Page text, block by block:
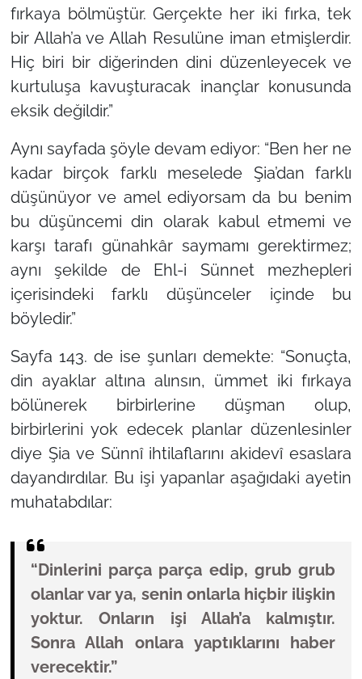
fırkaya bölmüştür. Gerçekte her iki fırka, tek
bir Allah’a ve Allah Resulüne iman etmişlerdir.
Hiç biri bir diğerinden dini düzenleyecek ve
kurtuluşa kavuşturacak inançlar konusunda
eksik değildir.”
Aynı sayfada şöyle devam ediyor: “Ben her ne
kadar birçok farklı meselede Şia’dan farklı
düşünüyor ve amel ediyorsam da bu benim
bu düşüncemi din olarak kabul etmemi ve
karşı tarafı günahkâr saymamı gerektirmez;
aynı şekilde de Ehl-i Sünnet mezhepleri
içerisindeki farklı düşünceler içinde bu
böyledir.”
Sayfa 143. de ise şunları demekte: “Sonuçta,
din ayaklar altına alınsın, ümmet iki fırkaya
bölünerek birbirlerine düşman olup,
birbirlerini yok edecek planlar düzenlesinler
diye Şia ve Sünnî ihtilaflarını akidevî esaslara
dayandırdılar. Bu işi yapanlar aşağıdaki ayetin
muhatabdılar:
“Dinlerini parça parça edip, grub grub
olanlar var ya, senin onlarla hiçbir ilişkin
yoktur. Onların işi Allah’a kalmıştır.
Sonra Allah onlara yaptıklarını haber
verecektir.”